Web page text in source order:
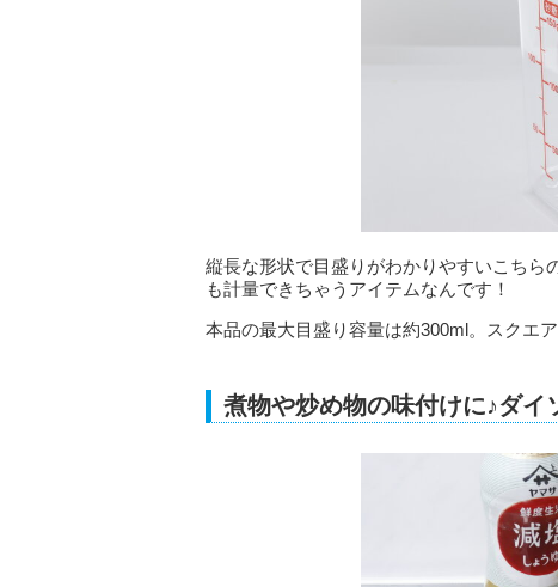
縦長な形状で目盛りがわかりやすいこちら
も計量できちゃうアイテムなんです！
本品の最大目盛り容量は約300ml。スクエ
煮物や炒め物の味付けに♪ダイ